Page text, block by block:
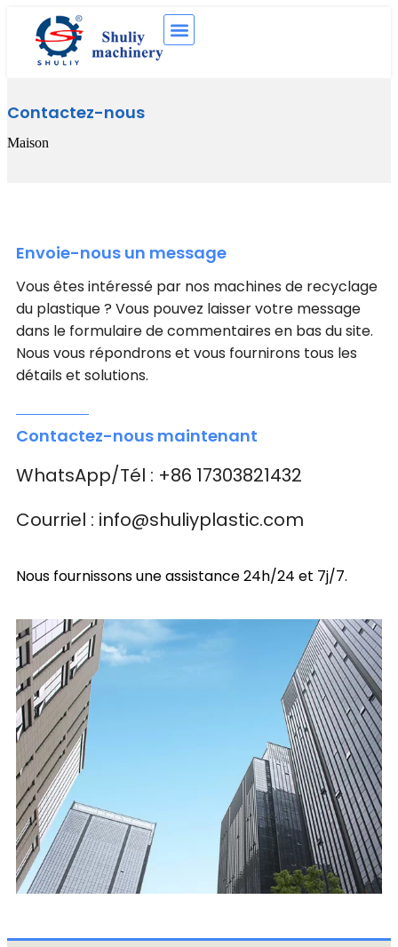
Contactez-nous
Maison
Envoie-nous un message
Vous êtes intéressé par nos machines de recyclage
du plastique ? Vous pouvez laisser votre message
dans le formulaire de commentaires en bas du site.
Nous vous répondrons et vous fournirons tous les
détails et solutions.
Contactez-nous maintenant
WhatsApp/Tél : +86 17303821432
Courriel : info@shuliyplastic.com
Nous fournissons une assistance 24h/24 et 7j/7.